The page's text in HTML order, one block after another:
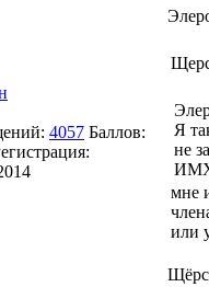
4057 Баллов:
Я
не
мне
или